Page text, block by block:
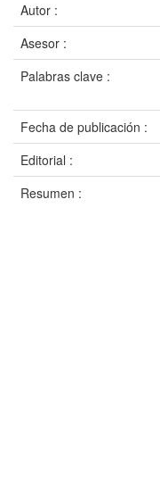
Autor :
Asesor :
Palabras clave :
Fecha de publicación :
Editorial :
Resumen :